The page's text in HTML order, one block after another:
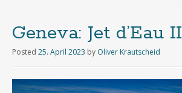
Geneva: Jet d’Eau II
Posted 25. April 2023 by Oliver Krautscheid